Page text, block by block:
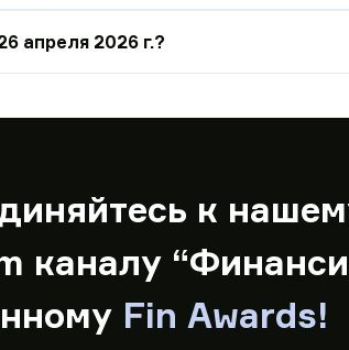
апреля 2026 г.?
к
каналу
Fin Awards!